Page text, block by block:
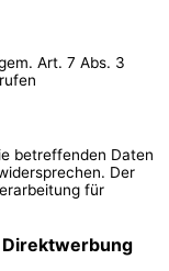
Art. 7 Abs. 3
betreffenden Daten
Der
für